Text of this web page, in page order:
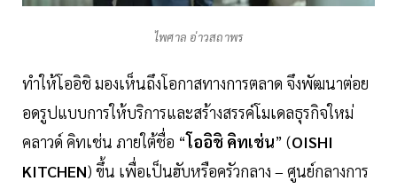
ไพศาล อ่าวสถาพร
ทำให้โออิชิ มองเห็นถึงโอกาสทางการตลาด จึงพัฒนาต่อย
อดรูปแบบการให้บริการและสร้างสรรค์โมเดลธุรกิจใหม่
คลาวด์ คิทเช่น ภายใต้ชื่อ “โออิชิ คิทเช่น” (OISHI
KITCHEN) ขึ้น เพื่อเป็นฮับหรือครัวกลาง – ศูนย์กลางการ